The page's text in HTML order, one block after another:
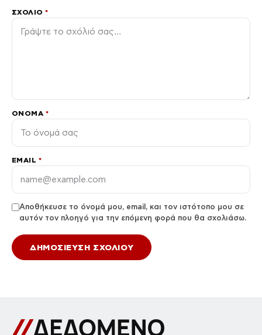
ΣΧΌΛΙΟ*
ΌΝΟΜΑ *
EMAIL *
Αποθήκευσε το όνομά μου, email, και τον ιστότοπο μου σε
αυτόν τον πλοηγό για την επόμενη φορά που θα σχολιάσω.